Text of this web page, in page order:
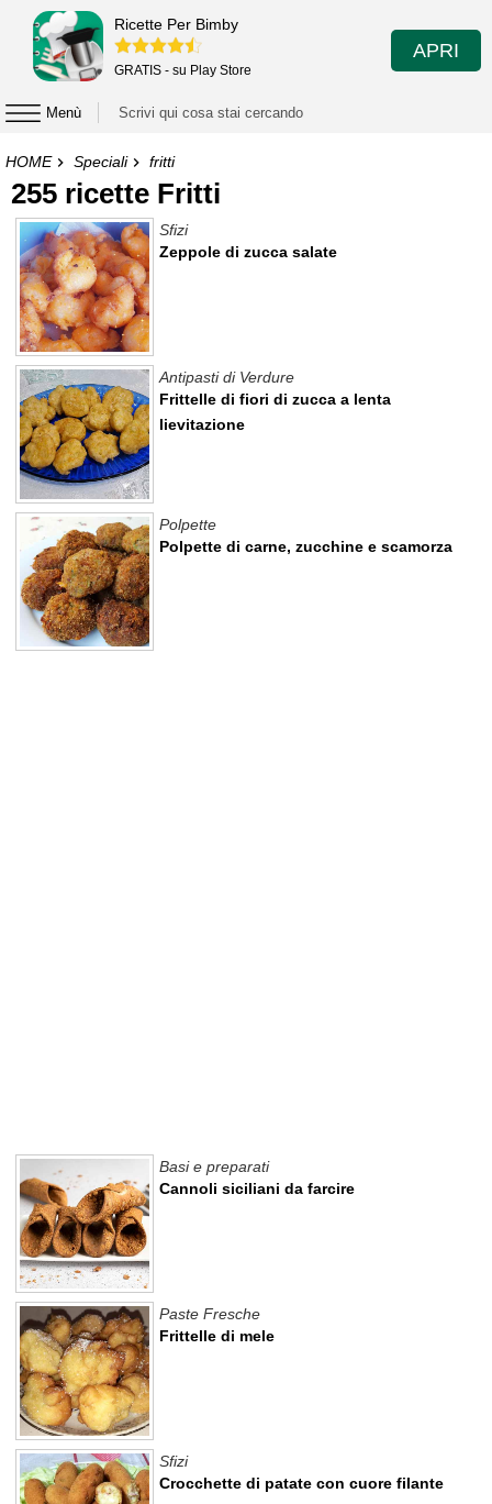
Ricette Per Bimby
GRATIS - su Play Store
APRI
Menù
HOME Speciali fritti
255 ricette Fritti
Zeppole di zucca salate
Sfizi
Frittelle di fiori di zucca a lenta
lievitazione
Antipasti di Verdure
Polpette di carne, zucchine e scamorza
Polpette
Cannoli siciliani da farcire
Basi e preparati
Frittelle di mele
Paste Fresche
Crocchette di patate con cuore filante
Sfizi